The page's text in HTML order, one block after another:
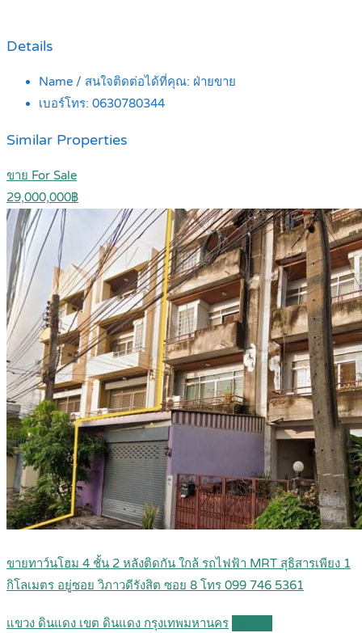
Details
Name / สนใจติดต่อได้ที่คุณ: ฝ่ายขาย
เบอร์โทร: 0630780344
Similar Properties
ขาย For Sale
29,000,000฿
ขายทาว์นโฮม 4 ชั้น 2 หลังติดกัน ใกล้ รถไฟฟ้า MRT สุธิสารเพียง 1
กิโลเมตร อยู่ซอย วิภาวดีรังสิต ซอย 8 โทร 099 746 5361
แขวง ดินแดง เขต ดินแดง กรุงเทพมหานคร